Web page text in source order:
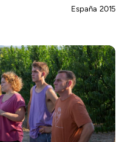
España 2015